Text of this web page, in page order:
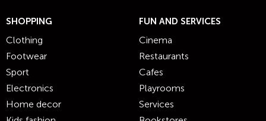
SHOPPING
Clothing
Footwear
Sport
Electronics
Home decor
FUN AND SERVICES
Cinema
Restaurants
Cafes
Playrooms
Services